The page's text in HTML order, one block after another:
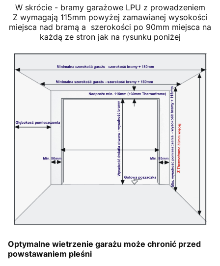
W skrócie - bramy garażowe LPU z prowadzeniem
Z wymagają 115mm powyżej zamawianej wysokości
miejsca nad bramą a szerokości po 90mm miejsca na
każdą ze stron jak na rysunku poniżej
Optymalne wietrzenie garażu może chronić przed
powstawaniem pleśni